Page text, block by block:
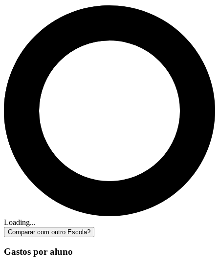
Loading...
Comparar com outro Escola?
Gastos por aluno